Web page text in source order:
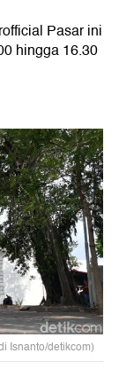
Pasar ini
hingga 16.30
Isnanto/detikcom)